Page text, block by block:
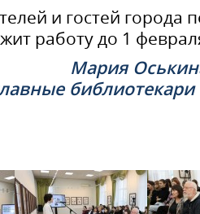
и гостей города
работу до 1
Мария